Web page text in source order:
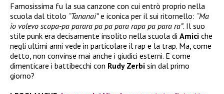
Famosissima fu la sua canzone con cui entrò proprio nella
scuola dal titolo “Tananai”e iconica per il sui ritornello: “Ma
io volevo scopa-pa parara pa pa para rapa pa para ra”. Il suo
stile punk era decisamente insolito nella scuola di Amici che
negli ultimi anni vede in particolare il rap e la trap. Ma, come
detto, non convinse mai anche i giudici esterni. E come
dimenticare i battibecchi con Rudy Zerbi sin dal primo
giorno?